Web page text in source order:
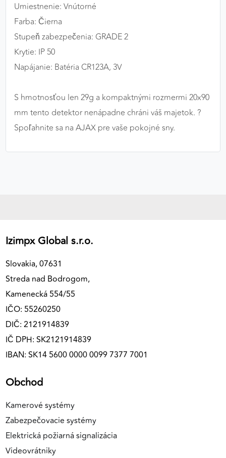
Umiestnenie: Vnútorné
Farba: Čierna
Stupeň zabezpečenia: GRADE 2
Krytie: IP 50
Napájanie: Batéria CR123A, 3V
S hmotnosťou len 29g a kompaktnými rozmermi 20x90
mm tento detektor nenápadne chráni váš majetok. ?️
Spoľahnite sa na AJAX pre vaše pokojné sny.
Izimpx Global s.r.o.
Slovakia, 07631
Streda nad Bodrogom,
Kamenecká 554/55
IČO: 55260250
DIČ: 2121914839
IČ DPH: SK2121914839
IBAN: SK14 5600 0000 0099 7377 7001
Obchod
Kamerové systémy
Zabezpečovacie systémy
Elektrická požiarná signalizácia
Videovrátniky